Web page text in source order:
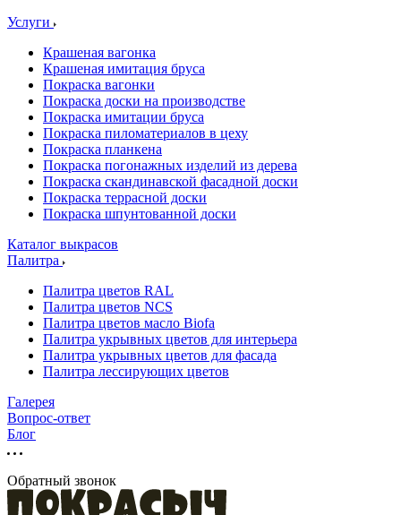
Услуги
Крашеная вагонка
Крашеная имитация бруса
Покраска вагонки
Покраска доски на производстве
Покраска имитации бруса
Покраска пиломатериалов в цеху
Покраска планкена
Покраска погонажных изделий из дерева
Покраска скандинавской фасадной доски
Покраска террасной доски
Покраска шпунтованной доски
Каталог выкрасов
Палитра
Палитра цветов RAL
Палитра цветов NCS
Палитра цветов масло Biofa
Палитра укрывных цветов для интерьера
Палитра укрывных цветов для фасада
Палитра лессирующих цветов
Галерея
Вопрос-ответ
Блог
Обратный звонок